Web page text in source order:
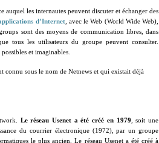
auquel les internautes peuvent discuter et échanger des
d’Internet, avec le Web (World Wide Web),
sont des moyens de communication libres, dans
tous les utilisateurs du groupe peuvent consulter.
et imaginables.
connu sous le nom de Netnews et qui existait déjà
Le réseau Usenet a été créé en 1979 , soit une
du courrier électronique (1972), par un groupe
le plus ancien. Le réseau Usenet a été créé à